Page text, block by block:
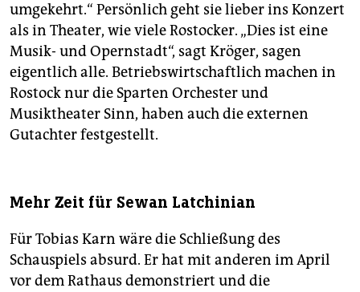
umgekehrt.“ Persönlich geht sie lieber ins Konzert
als in Theater, wie viele Rostocker. „Dies ist eine
Musik- und Opernstadt“, sagt Kröger, sagen
eigentlich alle. Betriebswirtschaftlich machen in
Rostock nur die Sparten Orchester und
Musiktheater Sinn, haben auch die externen
Gutachter festgestellt.
Mehr Zeit für Sewan Latchinian
Für Tobias Karn wäre die Schließung des
Schauspiels absurd. Er hat mit anderen im April
vor dem Rathaus demonstriert und die